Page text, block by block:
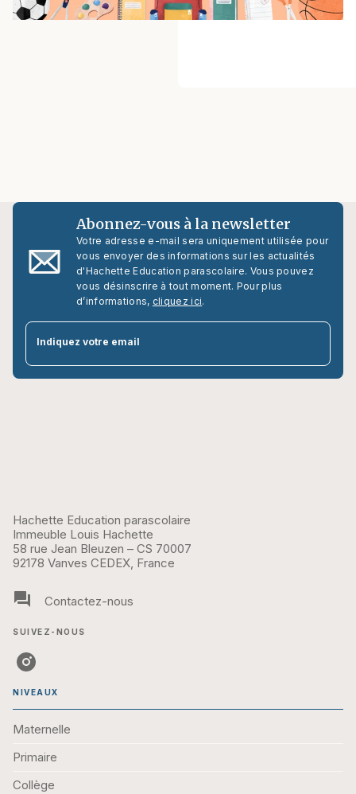
Abonnez-vous à la newsletter
Votre adresse e-mail sera uniquement utilisée pour
vous envoyer des informations sur les actualités
d'Hachette Education parascolaire. Vous pouvez
vous désinscrire à tout moment. Pour plus
d’informations, cliquez ici.
Indiquez votre email
Hachette Education parascolaire
Immeuble Louis Hachette
58 rue Jean Bleuzen – CS 70007
92178 Vanves CEDEX, France
question_answer Contactez-nous
SUIVEZ-NOUS
NIVEAUX
Maternelle
Primaire
Collège